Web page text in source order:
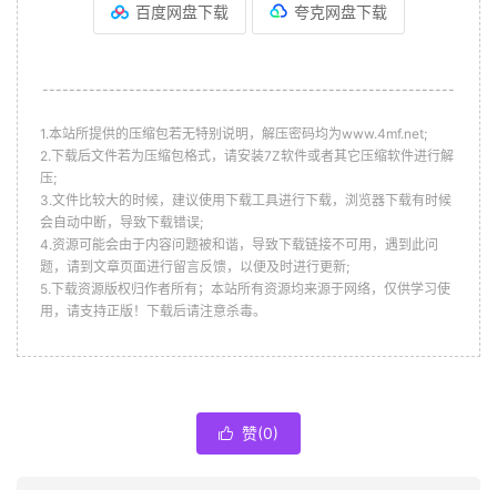
百度网盘下载 夸克网盘下载
--------------------------------------------------------------
1.本站所提供的压缩包若无特别说明，解压密码均为www.4mf.net;
2.下载后文件若为压缩包格式，请安装7Z软件或者其它压缩软件进行解
压;
3.文件比较大的时候，建议使用下载工具进行下载，浏览器下载有时候
会自动中断，导致下载错误;
4.资源可能会由于内容问题被和谐，导致下载链接不可用，遇到此问
题，请到文章页面进行留言反馈，以便及时进行更新;
5.下载资源版权归作者所有；本站所有资源均来源于网络，仅供学习使
用，请支持正版！下载后请注意杀毒。
 赞(0)